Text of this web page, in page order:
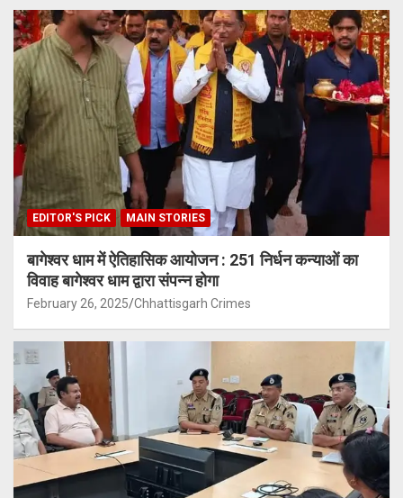
EDITOR'S PICK MAIN STORIES
बागेश्वर धाम में ऐतिहासिक आयोजन : 251 निर्धन कन्याओं का
विवाह बागेश्वर धाम द्वारा संपन्न होगा
February 26, 2025 Chhattisgarh Crimes